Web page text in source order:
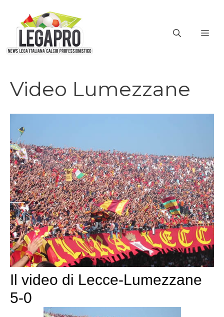
contenuto
Video Lumezzane
Il video di Lecce-Lumezzane
5-0